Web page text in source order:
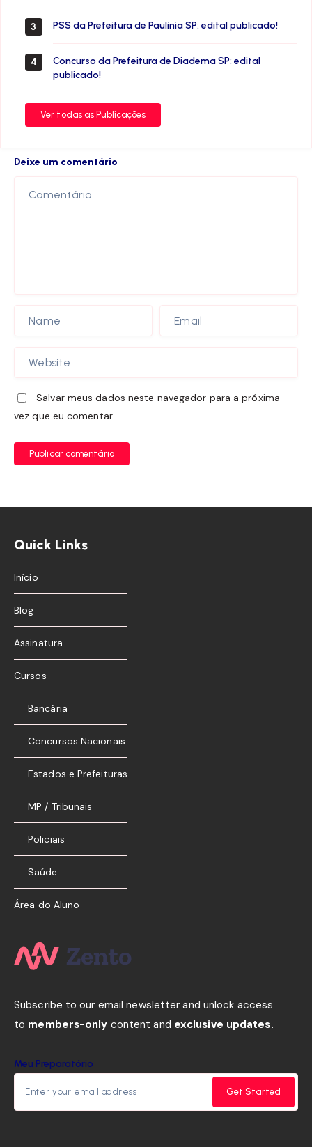
3 PSS da Prefeitura de Paulínia SP: edital publicado!
4
Concurso da Prefeitura de Diadema SP: edital
publicado!
Ver todas as Publicações
Deixe um comentário
Salvar meus dados neste navegador para a próxima
vez que eu comentar.
Publicar comentário
Quick Links
Início
Blog
Assinatura
Cursos
Bancária
Concursos Nacionais
Estados e Prefeituras
MP / Tribunais
Policiais
Saúde
Área do Aluno
Subscribe to our email newsletter and unlock access
to members-only content and exclusive updates.
Meu Preparatório
Get Started